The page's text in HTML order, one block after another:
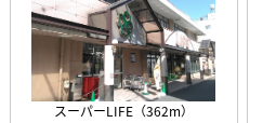
スーパーLIFE（362m）